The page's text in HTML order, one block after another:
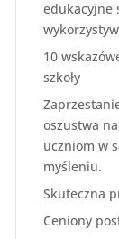
edukacyjne
10
szkoły
oszustwa
uczniom w
myśleniu.
Skuteczna
Ceniony